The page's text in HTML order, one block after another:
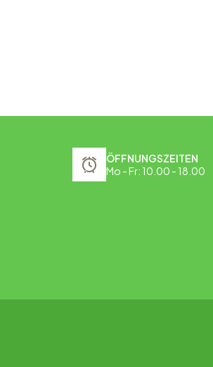
ÖFFNUNGSZEITEN
Mo - Fr: 10.00 - 18.00